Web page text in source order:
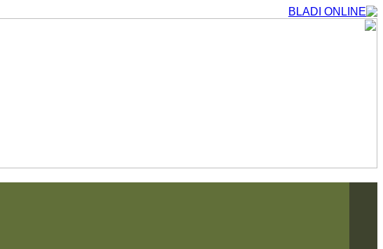
التجاوز
إلى